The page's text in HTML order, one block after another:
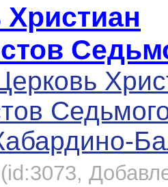
(id:3073,